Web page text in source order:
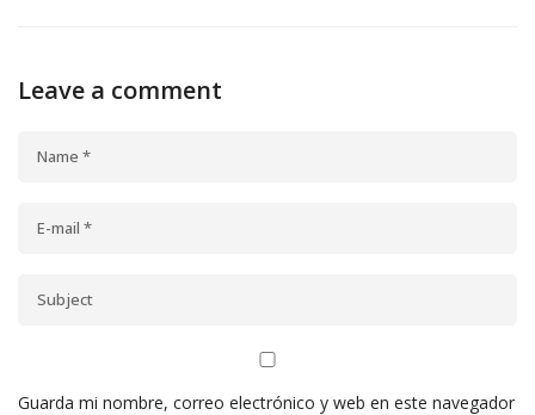
Leave a comment
Guarda mi nombre, correo electrónico y web en este navegador